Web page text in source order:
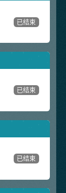
已结束
已结束
已结束